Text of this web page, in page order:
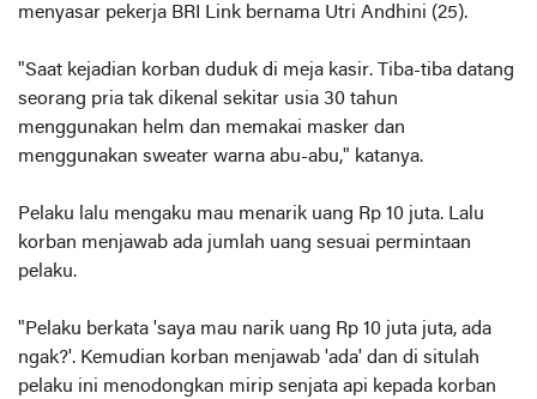
menyasar pekerja BRI Link bernama Utri Andhini (25).
"Saat kejadian korban duduk di meja kasir. Tiba-tiba datang
seorang pria tak dikenal sekitar usia 30 tahun
menggunakan helm dan memakai masker dan
menggunakan sweater warna abu-abu," katanya.
Pelaku lalu mengaku mau menarik uang Rp 10 juta. Lalu
korban menjawab ada jumlah uang sesuai permintaan
pelaku.
"Pelaku berkata 'saya mau narik uang Rp 10 juta juta, ada
ngak?'. Kemudian korban menjawab 'ada' dan di situlah
pelaku ini menodongkan mirip senjata api kepada korban